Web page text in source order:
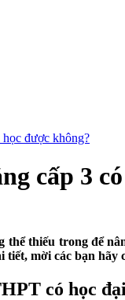
được không?
cấp 3
thiếu trong để
mời các bạn
có học